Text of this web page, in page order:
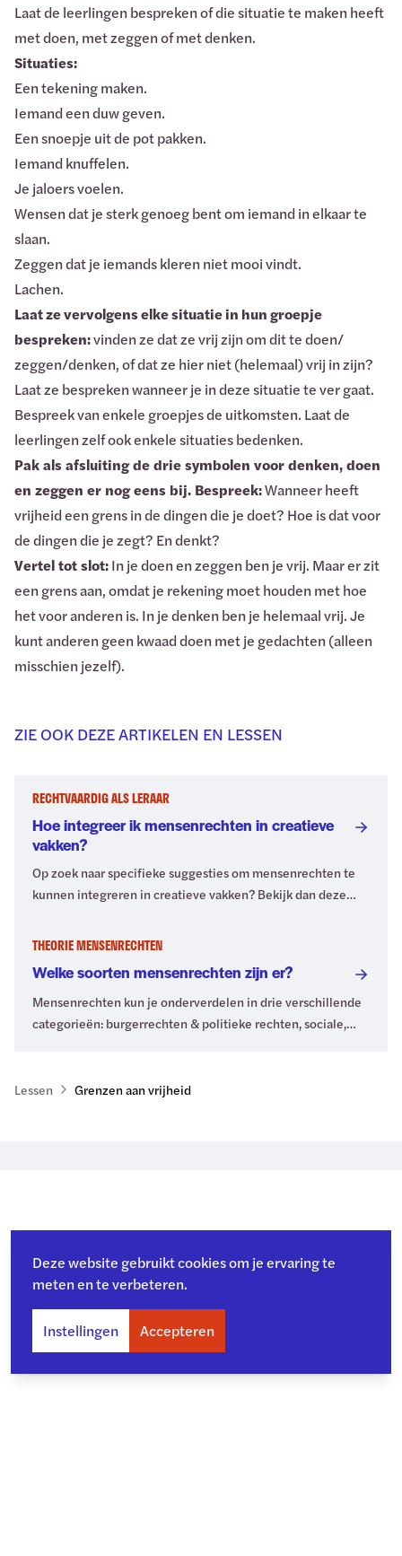
Laat de leerlingen bespreken of die situatie te maken heeft
met doen, met zeggen of met denken.
Situaties:
Een tekening maken.
Iemand een duw geven.
Een snoepje uit de pot pakken.
Iemand knuffelen.
Je jaloers voelen.
Wensen dat je sterk genoeg bent om iemand in elkaar te
slaan.
Zeggen dat je iemands kleren niet mooi vindt.
Lachen.
Laatzevervolgenselkesituatiein hungroepje
bespreken:vinden ze dat ze vrij zijn om dit te doen/
zeggen/denken, of dat ze hier niet (helemaal) vrij in zijn?
Laat ze bespreken wanneer je in deze situatie te ver gaat.
Bespreek van enkele groepjes de uitkomsten. Laat de
leerlingen zelf ook enkele situaties bedenken.
Pak als afsluiting de drie symbolen voor denken, doen
en zeggen er nog eens bij. Bespreek:Wanneer heeft
vrijheid een grens in de dingen die je doet? Hoe is dat voor
de dingen die je zegt? En denkt?
Vertel tot slot:In je doen en zeggen ben je vrij. Maar er zit
een grens aan, omdat je rekening moet houden met hoe
het voor anderen is. In je denken ben je helemaal vrij. Je
kunt anderen geen kwaad doen met je gedachten (alleen
misschien jezelf).
ZIE OOK DEZE ARTIKELEN EN LESSEN
Hoe integreer ik mensenrechten in creatieve
vakken?
RECHTVAARDIG ALS LERAAR
Op zoek naar specifieke suggesties om mensenrechten te
kunnen integreren in creatieve vakken? Bekijk dan deze
Welke soorten mensenrechten zijn er?
THEORIE MENSENRECHTEN
Mensenrechten kun je onderverdelen in drie verschillende
categorieën: burgerrechten & politieke rechten, sociale,
onderverdeling én ontdek nog een andere manier om
Lessen Grenzen aan vrijheid
Deze website gebruikt cookies om je ervaring te
meten en te verbeteren.
Instellingen Accepteren